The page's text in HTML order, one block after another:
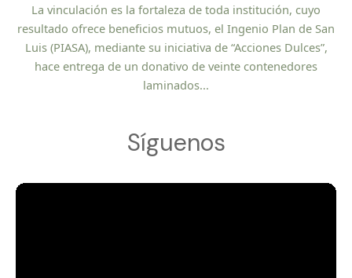
La vinculación es la fortaleza de toda institución, cuyo
resultado ofrece beneficios mutuos, el Ingenio Plan de San
Luis (PIASA), mediante su iniciativa de “Acciones Dulces”,
hace entrega de un donativo de veinte contenedores
laminados...
Síguenos